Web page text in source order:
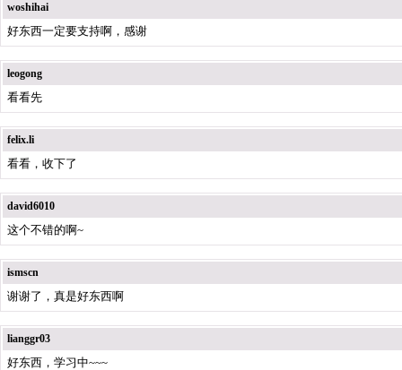
woshihai
好东西一定要支持啊，感谢
leogong
看看先
felix.li
看看，收下了
david6010
这个不错的啊~
ismscn
谢谢了，真是好东西啊
lianggr03
好东西，学习中~~~